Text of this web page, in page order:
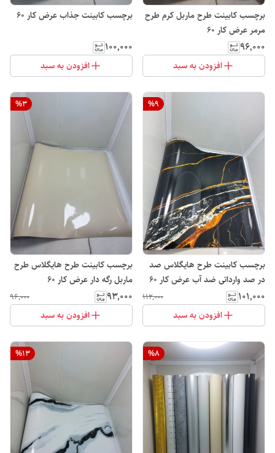
برچسب کابینت طرح ماربل کرم طرح
مرمر عرض کار ۶۰
۹۶٬۰۰۰
افزودن به سبد
برچسب کابینت جذاب عرض کار 60
۱۰۰٬۰۰۰
افزودن به سبد
%9
برچسب کابینت طرح هایگلاس صد
در صد وارداتی ضد آب عرض کار ۶۰
۱۰۱٬۰۰۰ ۱۱۲٬۰۰۰
افزودن به سبد
%3
برچسب کابینت طرح هایگلاس طرح
ماربل رگه دار عرض کار ۶۰
۹۳٬۰۰۰ ۹۶٬۰۰۰
افزودن به سبد
%8
%13